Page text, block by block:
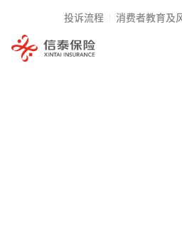
投诉流程 消费者教育及